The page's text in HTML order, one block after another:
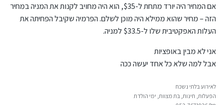
אם המחיר היה יורד מתחת ל-$35, הוא היה מחויב לקנות את המניה במחיר
הזה – מחיר שהוא ממילא היה מוכן לשלם. הפרמיה שקיבל הפחיתה את
העלות האפקטיבית שלו ל-$33.5 למניה.
אני לא מבין באופציות
אבל למה שלא כל אחד יעשה ככה
לאירוע בלתי נשכח
הפעלות, חינות, בת מצוות, ימי הולדת